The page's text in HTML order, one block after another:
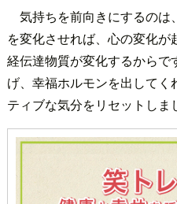
気持ちを前向きにするの
を変化させれば、心の変化
経伝達物質が変化するから
げ、幸福ホルモンを出して
ティブな気分をリセットしま